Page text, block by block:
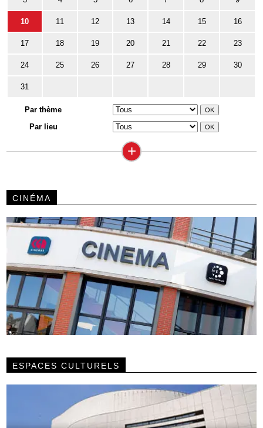
10 11 12 13 14 15 16
17 18 19 20 21 22 23
24 25 26 27 28 29 30
31
Par thème
Par lieu
+
CINÉMA
ESPACES CULTURELS